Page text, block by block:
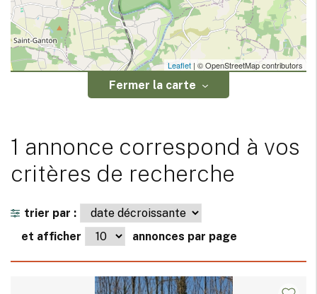
Leaflet | © OpenStreetMap contributors
Fermer la carte
1 annonce correspond à vos
critères de recherche
trier par :
et afficher
annonces par page